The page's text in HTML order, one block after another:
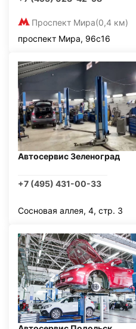
Проспект Мира(0,4 км)
проспект Мира, 96с16
Автосервис Зеленоград
+7 (495) 431-00-33
Сосновая аллея, 4, стр. 3